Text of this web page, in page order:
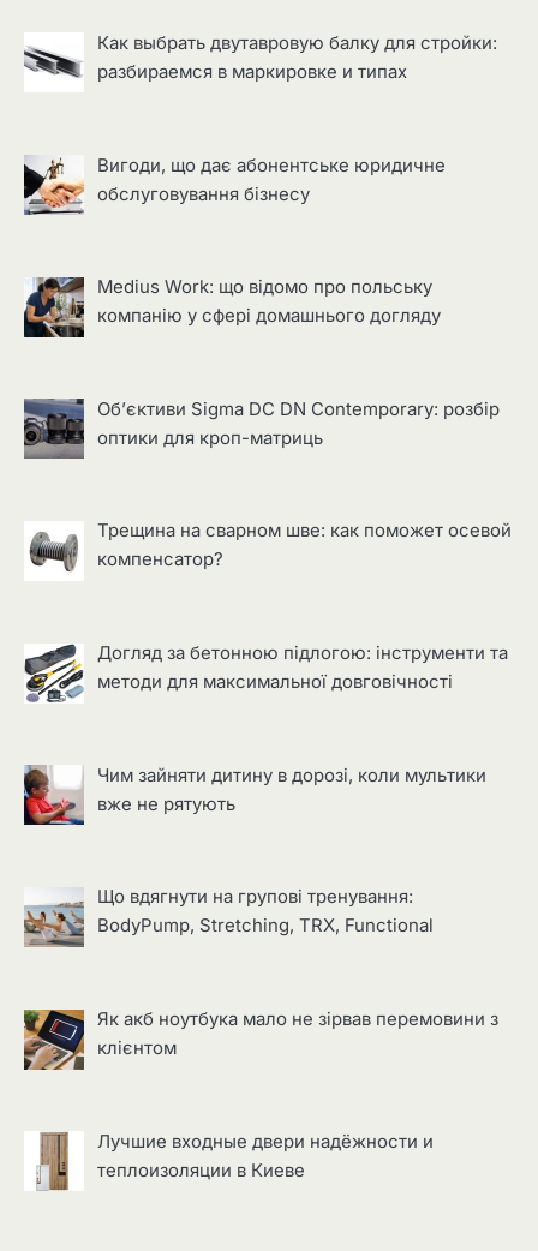
Как выбрать двутавровую балку для стройки:
разбираемся в маркировке и типах
Вигоди, що дає абонентське юридичне
обслуговування бізнесу
Medius Work: що відомо про польську
компанію у сфері домашнього догляду
Об’єктиви Sigma DC DN Contemporary: розбір
оптики для кроп-матриць
Трещина на сварном шве: как поможет осевой
компенсатор?
Догляд за бетонною підлогою: інструменти та
методи для максимальної довговічності
Чим зайняти дитину в дорозі, коли мультики
вже не рятують
Що вдягнути на групові тренування:
BodyPump, Stretching, TRX, Functional
Як акб ноутбука мало не зірвав перемовини з
клієнтом
Лучшие входные двери надёжности и
теплоизоляции в Киеве